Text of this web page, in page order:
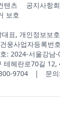
텐츠
보호
공지사항
대표, 개인정보보
웅사업자등록번
: 2024-서울강남
테헤란로70길 12,
9704 | 문